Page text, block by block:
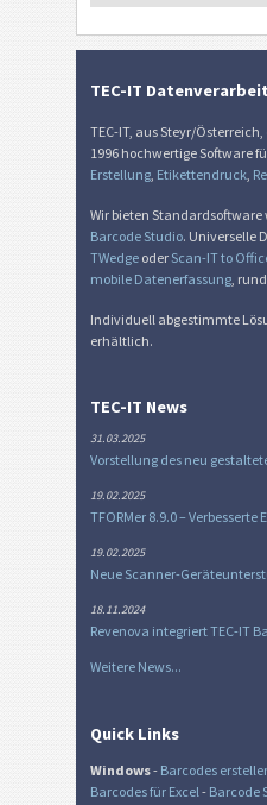
TEC-IT
TEC-IT, aus Steyr/
1996 hochwertige Software
Erstellung Etikettendruck
Wir bieten Standardsoftware
Barcode Studio. Universelle
TWedge oder Scan-IT to
mobile Datenerfassung ,
Individuell abgestimmte
erhältlich.
TEC-IT News
31.03.2025
Vorstellung des neu
19.02.2025
TFORMer 8.9.0 –
19.02.2025
Neue Scanner-
18.11.2024
Revenova integriert TEC-IT
Weitere News...
Quick Links
Windows- Barcodes
Barcodes für Excel - Barcode